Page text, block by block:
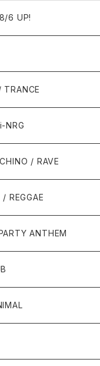
6 UP!
TRANCE
NRG
/ RAVE
REGGAE
ANTHEM